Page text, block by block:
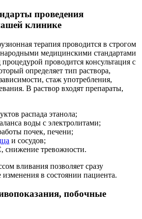
проведения
клинике
терапия проводится в строгом
медицинскими стандартами
проводится консультация с
определяет тип раствора,
стаж употребления,
В раствор входят препараты,
распада этанола;
воды с электролитами;
почек, печени;
и сосудов;
тревожности.
вливания позволяет сразу
в состоянии пациента.
побочные